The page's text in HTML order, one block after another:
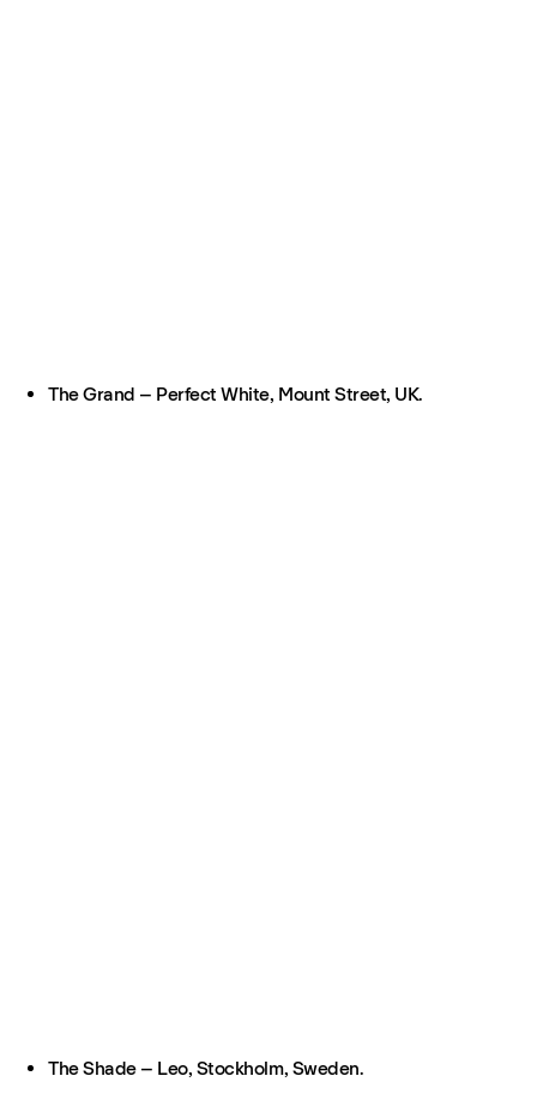
The Grand – Perfect White, Mount Street, UK.
The Shade – Leo, Stockholm, Sweden.